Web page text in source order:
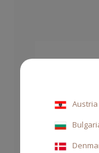
Austria